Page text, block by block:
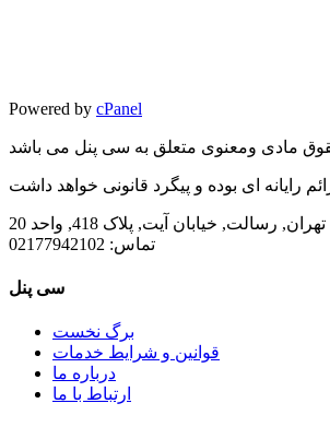
Powered by cPanel
تهران, رسالت, خیابان آیت, پلاک 418, واحد 20
تماس:
سی پنل
برگ نخست
قوانین و شرایط خدمات
درباره ما
ارتباط با ما